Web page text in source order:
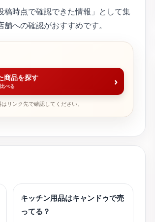
時点で確認できた情報」として集
への確認がおすすめです。
商品を探す
べる ›
リンク先で確認してください。
キッチン用品はキャンドゥで売
ってる？